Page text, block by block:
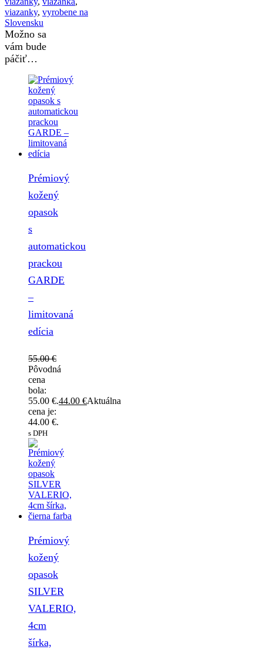
viazanky, vyrobene na
Slovensku
Možno sa
vám bude
páčiť…
Prémiový
kožený
opasok
s
automatickou
prackou
GARDE
–
limitovaná
edícia
55.00€
Pôvodná
cena
bola:
55.00 €.44.00 €Aktuálna
cena je:
44.00 €.
s DPH
Prémiový
kožený
opasok
SILVER
VALERIO,
4cm
šírka,